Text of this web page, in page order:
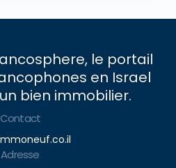
le portail
en Israel
bien immobilier.
Contact
Adresse